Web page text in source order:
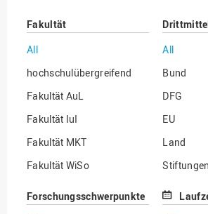
Fakultät
All
hochschulübergreifend
Fakultät AuL
Fakultät IuI
Fakultät MKT
Fakultät WiSo
All
Bund
DFG
EU
Land
Stiftungen
Sonstige
Forschungsschwerpunkte